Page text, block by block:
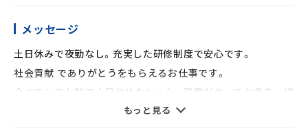
メッセージ
土日休みで夜勤なし。充実した研修制度で安心です。
社会貢献 でありがとうをもらえるお仕事です。
今までシフト制で土日休めなかった。残業があって夕食を一緒
もっと見る